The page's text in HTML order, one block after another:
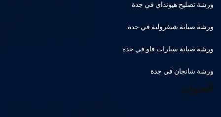
ورشة تصليح هيونداي في جدة
ورشة صيانة شيفرولية في جدة
ورشة صيانة سيارات فاو في جدة
ورشة شانجان في جدة
العنوان